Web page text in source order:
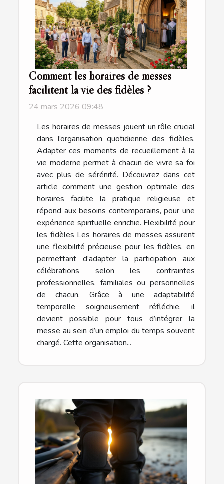
Comment les horaires de messes
facilitent la vie des fidèles ?
24 mars 2026 09:48
Les horaires de messes jouent un rôle crucial
dans l’organisation quotidienne des fidèles.
Adapter ces moments de recueillement à la
vie moderne permet à chacun de vivre sa foi
avec plus de sérénité. Découvrez dans cet
article comment une gestion optimale des
horaires facilite la pratique religieuse et
répond aux besoins contemporains, pour une
expérience spirituelle enrichie. Flexibilité pour
les fidèles Les horaires de messes assurent
une flexibilité précieuse pour les fidèles, en
permettant d’adapter la participation aux
célébrations selon les contraintes
professionnelles, familiales ou personnelles
de chacun. Grâce à une adaptabilité
temporelle soigneusement réfléchie, il
devient possible pour tous d’intégrer la
messe au sein d’un emploi du temps souvent
chargé. Cette organisation...